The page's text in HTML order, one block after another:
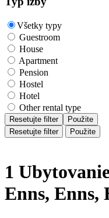
Všetky typy
Guestroom
House
Apartment
Pension
Hostel
Hotel
Other rental type
Resetujte filter
Použite
Resetujte filter
Použite
1
Enns, Enns,